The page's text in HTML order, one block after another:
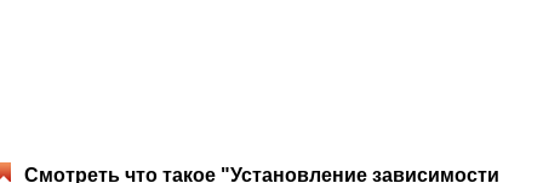
Смотреть что такое "Установление зависимости